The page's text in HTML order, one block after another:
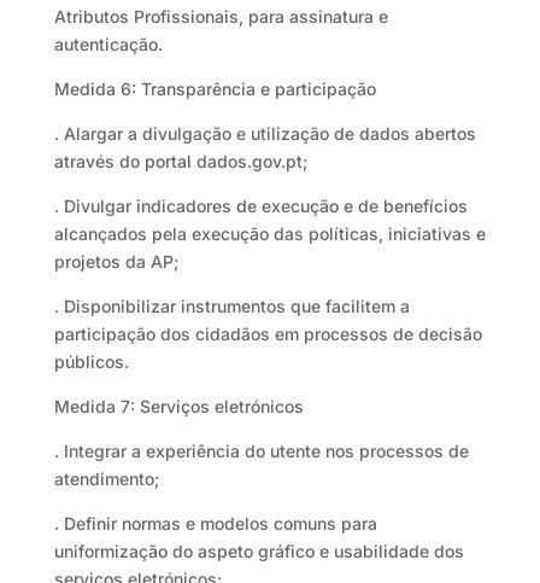
Atributos Profissionais, para assinatura e
autenticação.
Medida 6: Transparência e participação
. Alargar a divulgação e utilização de dados abertos
através do portal dados.gov.pt;
. Divulgar indicadores de execução e de benefícios
alcançados pela execução das políticas, iniciativas e
projetos da AP;
. Disponibilizar instrumentos que facilitem a
participação dos cidadãos em processos de decisão
públicos.
Medida 7: Serviços eletrónicos
. Integrar a experiência do utente nos processos de
atendimento;
. Definir normas e modelos comuns para
uniformização do aspeto gráfico e usabilidade dos
serviços eletrónicos;